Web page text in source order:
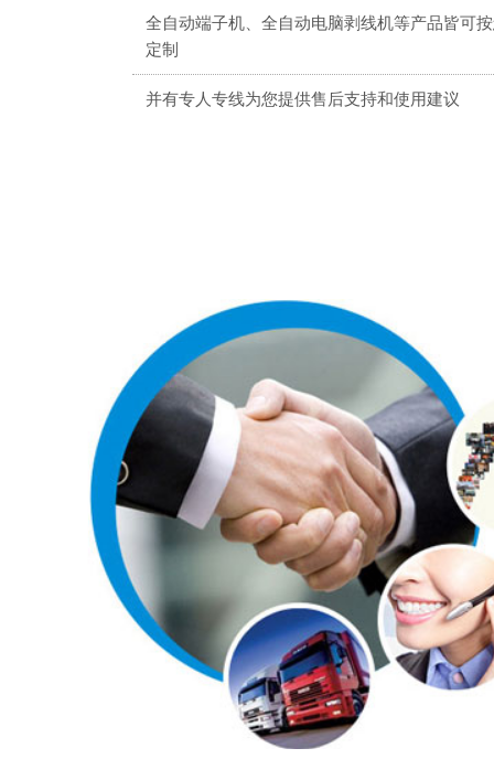
全自动端子机、全自动电脑剥线机等产品皆可
定制
并有专人专线为您提供售后支持和使用建议